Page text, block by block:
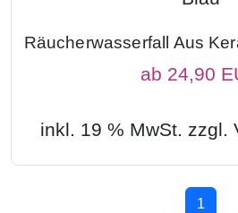
Räucherwasserfall Aus
ab 24,90
inkl. 19 % MwSt. zzgl.
1